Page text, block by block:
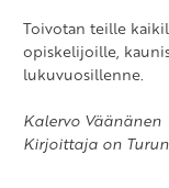
Toivotan teille
opiskelijoille,
lukuvuosillenne.
Kalervo Väänänen
Kirjoittaja on